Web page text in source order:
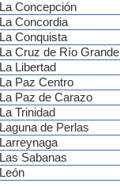
La Concepción
La Concordia
La Conquista
La Cruz de Río Grande
La Libertad
La Paz Centro
La Paz de Carazo
La Trinidad
Laguna de Perlas
Larreynaga
Las Sabanas
León